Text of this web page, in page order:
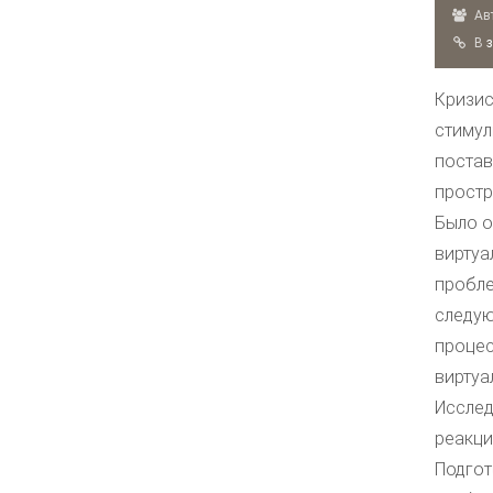
B
Было